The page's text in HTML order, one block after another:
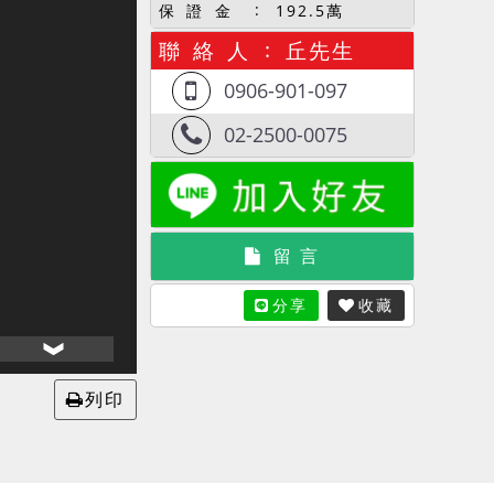
列印
保 證 金 192.5萬
聯 絡 人 丘先生
0906-901-097
02-2500-0075
留 言
分享 收藏